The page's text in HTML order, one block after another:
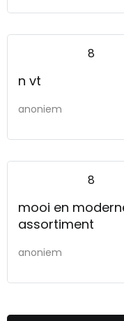
8
n vt
anoniem
8
mooi en
assortiment
anoniem